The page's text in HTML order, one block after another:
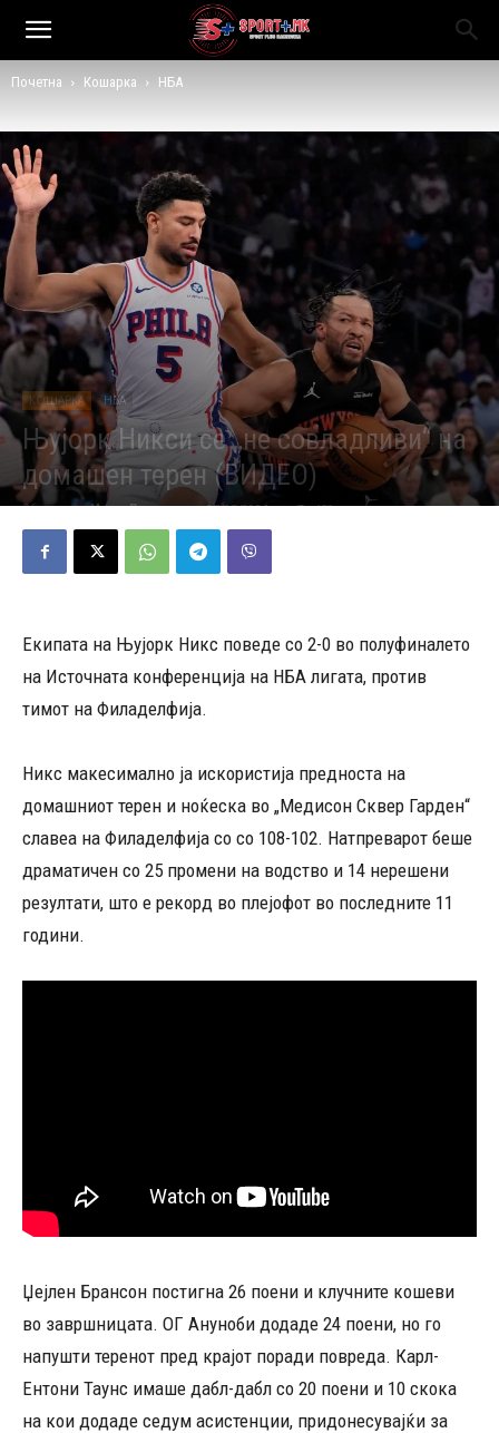
Почетна Кошарка НБА
КОШАРКА НБА
Њујорк Никси се „не совладливи“ на
домашен терен (ВИДЕО)
Објавено од Марио Петровски - 07/05/2026 450
Екипата на Њујорк Никс поведе со 2-0 во полуфиналето
на Источната конференција на НБА лигата, против
тимот на Филаделфија.
Никс макесимално ја искористија предноста на
домашниот терен и ноќеска во „Медисон Сквер Гарден“
славеа на Филаделфија со со 108-102. Натпреварот беше
драматичен со 25 промени на водство и 14 нерешени
резултати, што е рекорд во плејофот во последните 11
години.
Џејлен Брансон постигна 26 поени и клучните кошеви
во завршницата. ОГ Ануноби додаде 24 поени, но го
напушти теренот пред крајот поради повреда. Карл-
Ентони Таунс имаше дабл-дабл со 20 поени и 10 скока
на кои додаде седум асистенции, придонесувајќи за